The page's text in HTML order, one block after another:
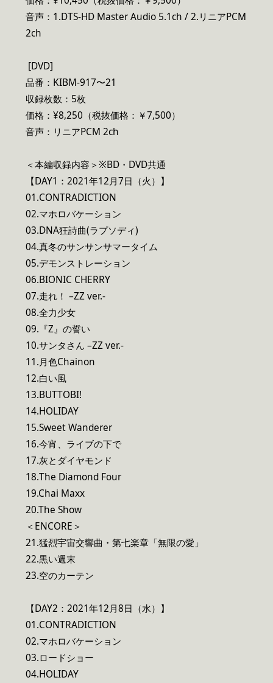
音声：1.DTS-HD Master Audio 5.1ch / 2.リニアPCM
2ch
[DVD]
品番：KIBM-917〜21
収録枚数：5枚
価格：¥8,250（税抜価格：￥7,500）
音声：リニアPCM 2ch
＜本編収録内容＞※BD・DVD共通
【DAY1：2021年12月7日（火）】
01.CONTRADICTION
02.マホロバケーション
03.DNA狂詩曲(ラプソディ)
04.真冬のサンサンサマータイム
05.デモンストレーション
06.BIONIC CHERRY
07.走れ！ –ZZ ver.-
08.全力少女
09.『Z』の誓い
10.サンタさん –ZZ ver.-
11.月色Chainon
12.白い風
13.BUTTOBI!
14.HOLIDAY
15.Sweet Wanderer
16.今宵、ライブの下で
17.灰とダイヤモンド
18.The Diamond Four
19.Chai Maxx
20.The Show
＜ENCORE＞
21.猛烈宇宙交響曲・第七楽章「無限の愛」
22.黒い週末
23.空のカーテン
【DAY2：2021年12月8日（水）】
01.CONTRADICTION
02.マホロバケーション
03.ロードショー
04.HOLIDAY